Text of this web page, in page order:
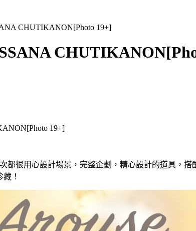
CHUTIKANON[Photo 19+]
19+]
都很用心設計場景，完整企劃，精心設計的道具，
！